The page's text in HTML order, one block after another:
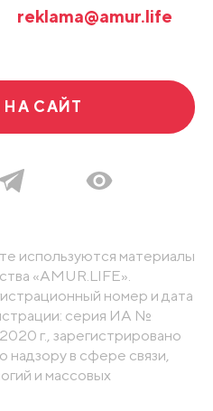
reklama@amur.life
НА САЙТ
используются материалы
«AMUR.LIFE».
номер и дата
серия ИА №
г., зарегистрировано
в сфере связи,
и массовых